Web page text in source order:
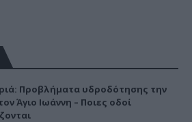
Προβλήματα υδροδότησης την
Άγιο Ιωάννη – Ποιες οδοί